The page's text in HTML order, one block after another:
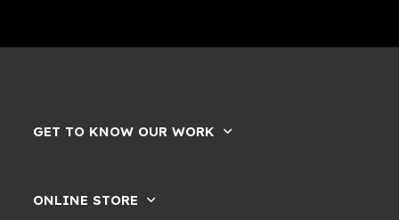
GET TO KNOW OUR WORK
ONLINE STORE